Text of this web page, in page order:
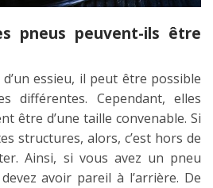
pneus peuvent-ils être
d’un essieu, il peut être possible
différentes. Cependant, elles
être d’une taille convenable. Si
structures, alors, c’est hors de
Ainsi, si vous avez un pneu
avoir pareil à l’arrière. De